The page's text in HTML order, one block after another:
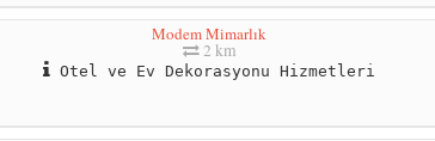
Modem Mimarlık
2 km
Otel ve Ev Dekorasyonu Hizmetleri